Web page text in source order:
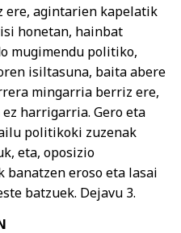
ere, agintarien kapelatik
honetan, hainbat
mugimendu politiko,
isiltasuna, baita abere
mingarria berriz ere,
harrigarria. Gero eta
politikoki zuzenak
eta, oposizio
eroso eta lasai
batzuek. Dejavu 3.